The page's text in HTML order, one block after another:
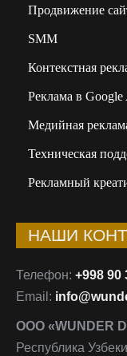
Продвижение
SMM
Контекстная
Реклама в Google
Медийная
Техническая
Рекламный
НАШИ
Телефон: +998 90
Email:
ООО «WUNDER
Республика